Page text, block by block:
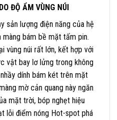
ĐỘ ẨM VÙNG NÚI
sản lượng điện năng của hệ
bám bề mặt tấm pin.
vùng núi rất lớn, kết hợp với
vật bay lơ lửng trong không
dính bám két trên mặt
mờ cản quang này ngăn
mặt trời, bóp nghẹt hiệu
lỗi điểm nóng Hot-spot phá